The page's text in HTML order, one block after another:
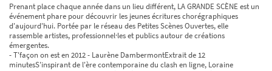
Prenant place chaque année dans un lieu différent, LA GRANDE SCÈNE est un
événement phare pour découvrir les jeunes écritures chorégraphiques
d'aujourd'hui. Portée par le réseau des Petites Scènes Ouvertes, elle
rassemble artistes, professionnel·les et publics autour de créations
émergentes.
- T'façon on est en 2012 - Laurène DambermontExtrait de 12
minutesS'inspirant de l'ère contemporaine du clash en ligne, Loraine